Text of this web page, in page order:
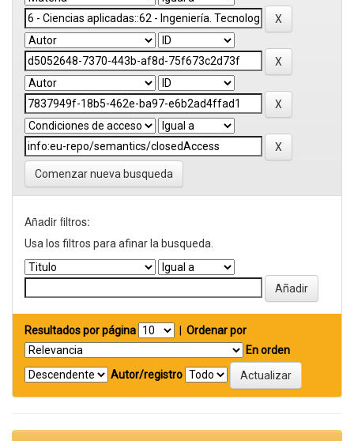
Comenzar nueva busqueda
Añadir filtros:
Usa los filtros para afinar la busqueda.
Resultados por página
Ordenar por
En orden
Autor/registro